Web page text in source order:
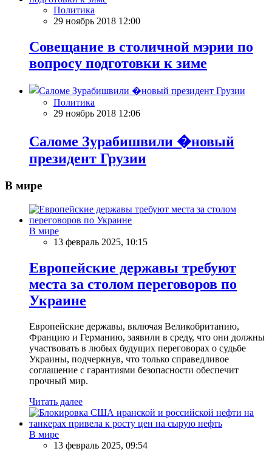
Политика
29 ноябрь 2018 12:00
Совещание в столичной мэрии по
вопросу подготовки к зиме
Политика
29 ноябрь 2018 12:06
Саломе Зурабишвили �новый
президент Грузии
В мире
В мире
13 февраль 2025, 10:15
Европейские державы требуют
места за столом переговоров по
Украине
Европейские державы, включая Великобританию,
Францию и Германию, заявили в среду, что они должны
участвовать в любых будущих переговорах о судьбе
Украины, подчеркнув, что только справедливое
соглашение с гарантиями безопасности обеспечит
прочный мир.
Читать далее
В мире
13 февраль 2025, 09:54